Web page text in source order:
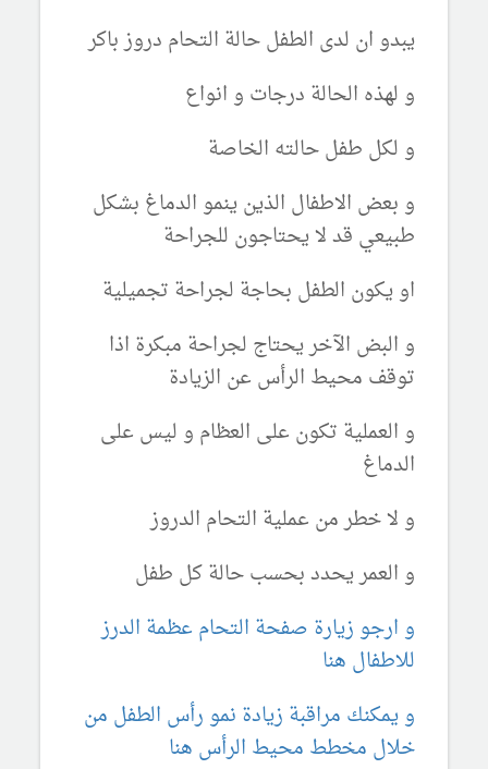
يبدو ان لدى الطفل حالة التحام دروز باكر
و لهذه الحالة درجات و انواع
و لكل طفل حالته الخاصة
و بعض الاطفال الذين ينمو الدماغ بشكل
طبيعي قد لا يحتاجون للجراحة
او يكون الطفل بحاجة لجراحة تجميلية
و البض الآخر يحتاج لجراحة مبكرة اذا
توقف محيط الرأس عن الزيادة
و العملية تكون على العظام و ليس على
الدماغ
و لا خطر من عملية التحام الدروز
و العمر يحدد بحسب حالة كل طفل
و ارجو زيارة صفحة التحام عظمة الدرز
للاطفال هنا
و يمكنك مراقبة زيادة نمو رأس الطفل من
خلال مخطط محيط الرأس هنا